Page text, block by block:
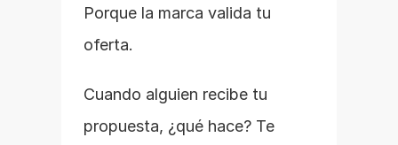
Porque la marca valida tu
oferta.
Cuando alguien recibe tu
propuesta, ¿qué hace? Te